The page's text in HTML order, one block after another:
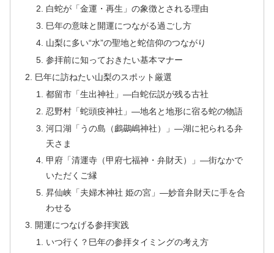
白蛇が「金運・再生」の象徴とされる理由
巳年の意味と開運につながる過ごし方
山梨に多い“水”の聖地と蛇信仰のつながり
参拝前に知っておきたい基本マナー
巳年に訪ねたい山梨のスポット厳選
都留市「生出神社」—白蛇伝説が残る古社
忍野村「蛇頭疫神社」—地名と地形に宿る蛇の物語
河口湖「うの島（鸕鷀嶋神社）」—湖に祀られる弁
天さま
甲府「清運寺（甲府七福神・弁財天）」—街なかで
いただくご縁
昇仙峡「夫婦木神社 姫の宮」—妙音弁財天に手を合
わせる
開運につなげる参拝実践
いつ行く？巳年の参拝タイミングの考え方